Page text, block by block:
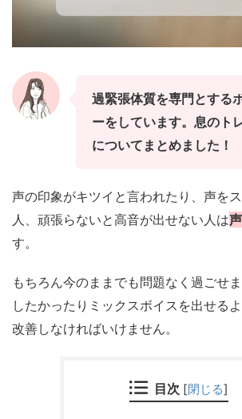
過緊張体質を専門とする
ーをしています。息のト
についてまとめました！
声の印象がキツイと言われたり、声を
人、頑張らないと高音が出せない人は
す。
もちろん今のままでも問題なく過ごせ
したかったりミックスボイスを出せる
改善しなければいけません。
目次 [閉じる]